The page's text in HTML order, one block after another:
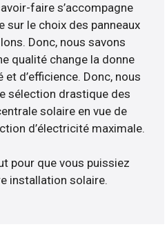
faire s’accompagne
sur le choix des panneaux
Donc, nous savons
qualité change la donne
d’efficience. Donc, nous
sélection drastique des
solaire en vue de
d’électricité maximale.
pour que vous puissiez
installation solaire.